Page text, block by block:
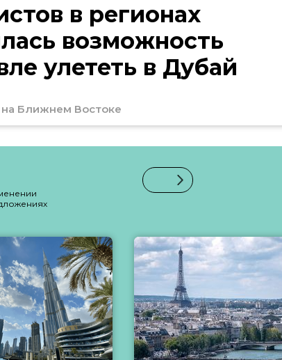
в регионах
возможность
улететь в Дубай
на Ближнем Востоке